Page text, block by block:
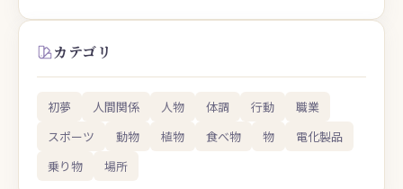
カテゴリ
初夢 人間関係 人物 体調 行動
職業
スポーツ
動物 植物 食べ物 物
電化製品
乗り物
場所